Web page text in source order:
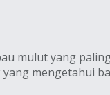
mulut yang
mengetahui